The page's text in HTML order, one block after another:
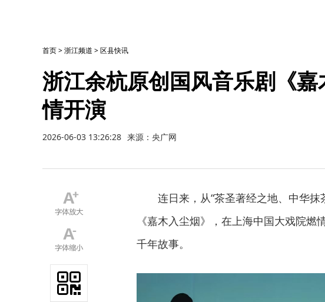
首页>浙江频道 >区县快讯
浙江余杭原创国风音乐剧《
情开演
2026-06-03 13:26:28 来源：央广网
连日来，从“茶圣著经之地、中华
《嘉木入尘烟》，在上海中国大戏院燃
千年故事。